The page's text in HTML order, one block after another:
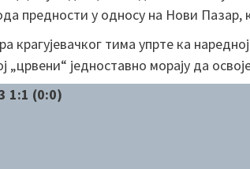
предности у односу на Нови Пазар,
крагујевачког тима упрте ка
„црвени“ једноставно морају да
1:1 (0:0)